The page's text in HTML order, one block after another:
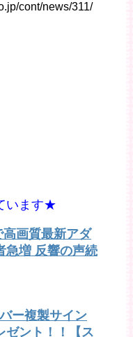
cont/news/311/
います★
高画質最新アダ
急増 反響の声続
ー複製サイン
ゼント！！【ス